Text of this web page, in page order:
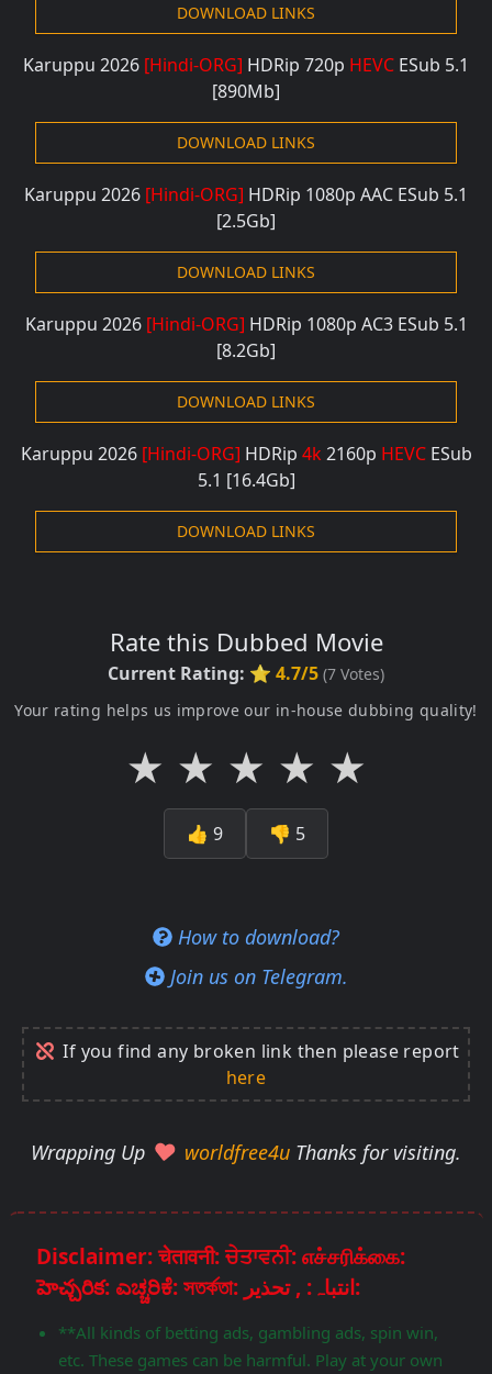
DOWNLOAD LINKS
Karuppu 2026 [Hindi-ORG] HDRip 720p HEVC ESub 5.1
[890Mb]
DOWNLOAD LINKS
Karuppu 2026 [Hindi-ORG] HDRip 1080p AAC ESub 5.1
[2.5Gb]
DOWNLOAD LINKS
Karuppu 2026 [Hindi-ORG] HDRip 1080p AC3 ESub 5.1
[8.2Gb]
DOWNLOAD LINKS
Karuppu 2026 [Hindi-ORG] HDRip 4k2160p HEVCESub
5.1 [16.4Gb]
DOWNLOAD LINKS
Rate this Dubbed Movie
Current Rating: ⭐ 4.7/5 (7 Votes)
Your rating helps us improve our in-house dubbing quality!
★ ★ ★ ★ ★
👍 9 👎 5
How to download?
Join us on Telegram.
If you find any broken link then please report
here
Wrapping Up worldfree4u Thanks for visiting.
Disclaimer: चेतावनी: ਚੇਤਾਵਨੀ: எச்சரிக்கை:
హెచ్చరిక: ಎಚ್ಚರಿಕೆ: সতর্কতা: انتباہ: , تحذير:
**All kinds of betting ads, gambling ads, spin win,
etc. These games can be harmful. Play at your own